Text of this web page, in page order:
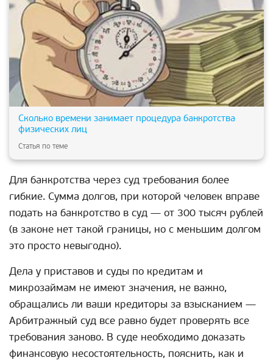
Сколько времени занимает процедура банкротства
физических лиц
Статья по теме
Для банкротства через суд требования более
гибкие. Сумма долгов, при которой человек вправе
подать на банкротство в суд — от 300 тысяч рублей
(в законе нет такой границы, но с меньшим долгом
это просто невыгодно).
Дела у приставов и суды по кредитам и
микрозаймам не имеют значения, не важно,
обращались ли ваши кредиторы за взысканием —
Арбитражный суд все равно будет проверять все
требования заново. В суде необходимо доказать
финансовую несостоятельность, пояснить, как и